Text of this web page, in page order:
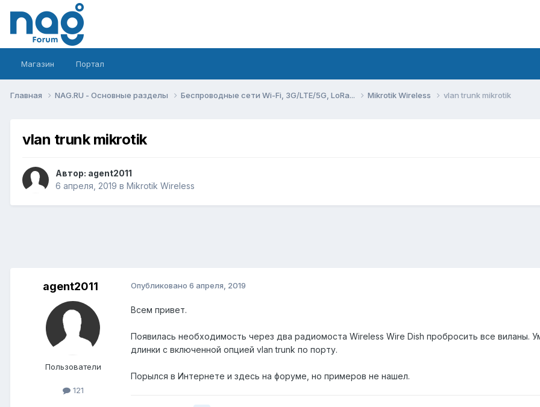
Магазин Портал
Главная NAG.RU - Основные разделы Беспроводные сети Wi-Fi, 3G/LTE/5G, LoRa... Mikrotik Wireless vlan trunk mikrotik
vlan trunk mikrotik
Автор: agent2011
6 апреля, 2019 в Mikrotik Wireless
agent2011
Пользователи
121
Опубликовано 6 апреля, 2019
Всем привет.
Появилась необходимость через два радиомоста Wireless Wire Dish пробросить все виланы.
длинки с включенной опцией vlan trunk по порту.
Порылся в Интернете и здесь на форуме, но примеров не нашел.